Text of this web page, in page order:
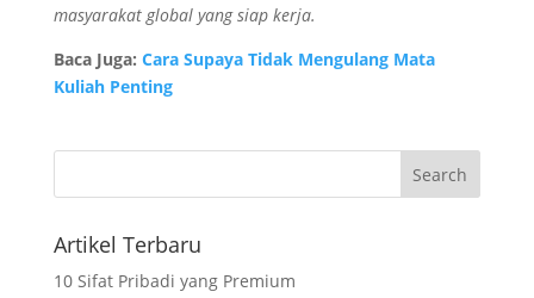
masyarakat global yang siap kerja.
Baca Juga: Cara Supaya Tidak Mengulang Mata
Kuliah Penting
Artikel Terbaru
10 Sifat Pribadi yang Premium